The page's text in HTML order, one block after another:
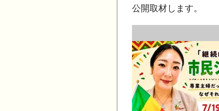
公開取材します。